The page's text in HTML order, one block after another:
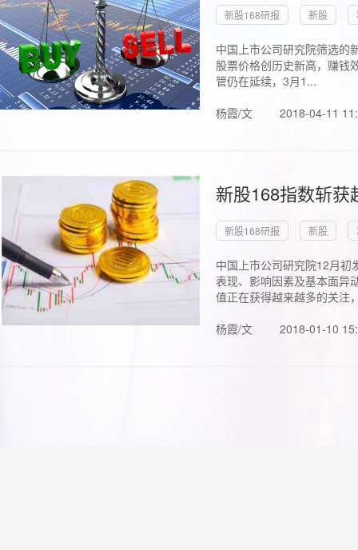
新股168研报 新股
中国上市公司研究院筛选的
股票价格创历史新高，赚钱
管仍在延续，3月1...
杨霞/文
2018-04-11
新股168指数斩
新股168研报 新股
中国上市公司研究院12月初
表现、影响因素及基本面异
值正在获得越来越多的关注
杨霞/文
2018-01-10